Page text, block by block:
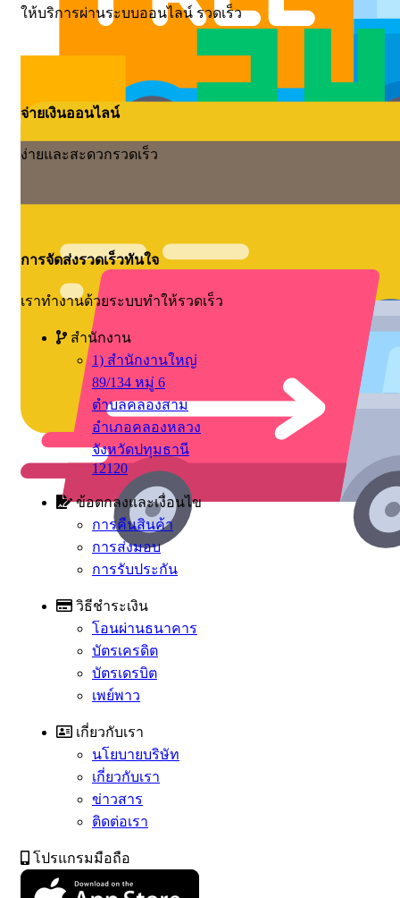
ให้บริการผ่านระบบออนไลน์ รวดเร็ว
จ่ายเงินออนไลน์
ง่ายและสะดวกรวดเร็ว
การจัดส่งรวดเร็วทันใจ
เราทำงานด้วยระบบทำให้รวดเร็ว
สำนักงาน
1) สำนักงานใหญ่
89/134 หมู่ 6
ตำบลคลองสาม
อำเภอคลองหลวง
จังหวัดปทุมธานี
12120
ข้อตกลงและเงื่อนไข
การคืนสินค้า
การส่งมอบ
การรับประกัน
วิธีชำระเงิน
โอนผ่านธนาคาร
บัตรเครดิต
บัตรเดรบิต
เพย์พาว
เกี่ยวกับเรา
นโยบายบริษัท
เกี่ยวกับเรา
ข่าวสาร
ติดต่อเรา
โปรแกรมมือถือ